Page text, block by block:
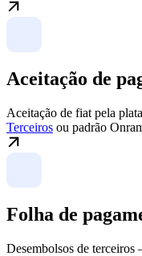
Aceitação de
Aceitação de fiat pela
Terceiros ou padrão
Folha de
Desembolsos de